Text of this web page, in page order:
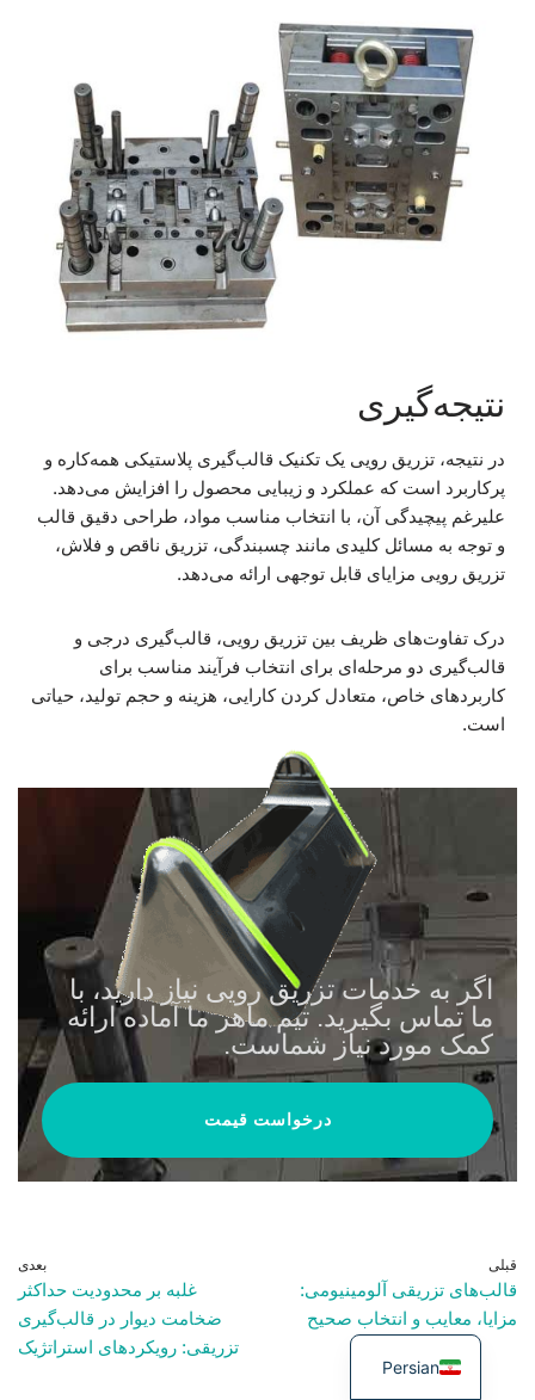
نتیجه‌گیری
در نتیجه، تزریق رویی یک تکنیک قالب‌گیری پلاستیکی همه‌کاره و
پرکاربرد است که عملکرد و زیبایی محصول را افزایش می‌دهد.
علیرغم پیچیدگی آن، با انتخاب مناسب مواد، طراحی دقیق قالب
و توجه به مسائل کلیدی مانند چسبندگی، تزریق ناقص و فلاش،
تزریق رویی مزایای قابل توجهی ارائه می‌دهد.
درک تفاوت‌های ظریف بین تزریق رویی، قالب‌گیری درجی و
قالب‌گیری دو مرحله‌ای برای انتخاب فرآیند مناسب برای
کاربردهای خاص، متعادل کردن کارایی، هزینه و حجم تولید، حیاتی
است.
اگر به خدمات تزریق رویی نیاز دارید، با
ما تماس بگیرید. تیم ماهر ما آماده ارائه
کمک مورد نیاز شماست.
درخواست قیمت
قبلی
قالب‌های تزریقی آلومینیومی:
مزایا، معایب و انتخاب صحیح
بعدی
غلبه بر محدودیت حداکثر
ضخامت دیوار در قالب‌گیری
تزریقی: رویکردهای استراتژیک
Persian